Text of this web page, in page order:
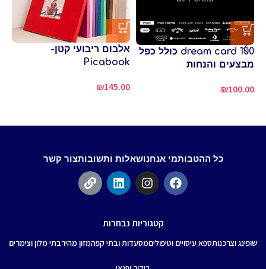
dream card 100 כולל כפל
מבצעים והנחות
₪100.00
אלבום ריבועי קטן-
Picabook
₪145.00
כל ההטבותמי אנחנושאלות ותשובותצור קשר
קטגוריות נבחרות
שופינג וצרכנותספא עיסויים וטיפוליםמסעדות ובתי קפהמזון מהירבתי מלון וצימרים